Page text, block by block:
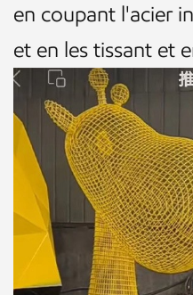
en coupant l'acier
et en les tissant et